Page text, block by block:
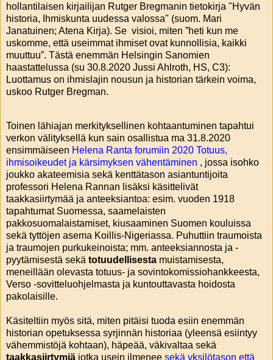
hollantilaisen kirjailijan Rutger Bregmanin tietokirja "Hyvän
historia, Ihmiskunta uudessa valossa" (suom. Mari
Janatuinen; Atena Kirja). Se visioi, miten ”heti kun me
uskomme, että useimmat ihmiset ovat kunnollisia, kaikki
muuttuu”. Tästä enemmän Helsingin Sanomien
haastattelussa (su 30.8.2020 Jussi Ahlroth, HS, C3):
Luottamus on ihmislajin nousun ja historian tärkein voima,
uskoo Rutger Bregman.
Toinen lähiajan merkityksellinen kohtaantuminen tapahtui
verkon välityksellä kun sain osallistua ma 31.8.2020
ensimmäiseen Helena Ranta forumiin 2020 Totuus,
ihmisoikeudet ja kärsimyksen vähentäminen , jossa isohko
joukko akateemisia sekä kenttätason asiantuntijoita
professori Helena Rannan lisäksi käsittelivät
taakkasiirtymää ja anteeksiantoa: esim. vuoden 1918
tapahtumat Suomessa, saamelaisten
pakkosuomalaistamiset, kiusaaminen Suomen kouluissa
sekä tyttöjen asema Koillis-Nigeriassa. Puhuttiin traumoista
ja traumojen purkukeinoista; mm. anteeksiannosta ja -
pyytämisestä sekä totuudellisesta muistamisesta,
meneillään olevasta totuus- ja sovintokomissiohankkeesta,
Verso -sovitteluohjelmasta ja kuntouttavasta hoidosta
pakolaisille.
Käsiteltiin myös sitä, miten pitäisi tuoda esiin enemmän
historian opetuksessa syrjinnän historiaa (yleensä esiintyy
vähemmistöjä kohtaan), häpeää, väkivaltaa sekä
taakkasiirtymiä jotka usein ilmenee sekä yksilötason että